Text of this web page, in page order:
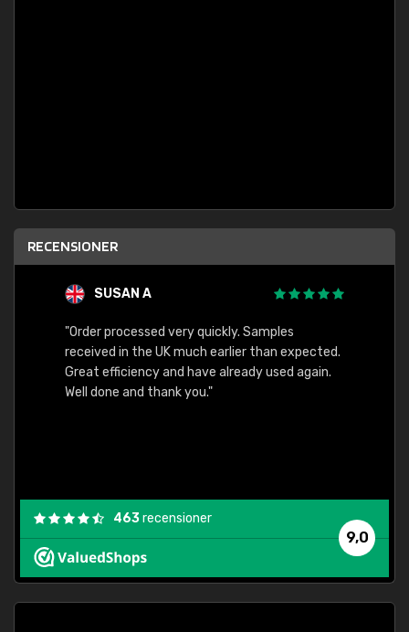
RECENSIONER
SUSAN A
"Order processed very quickly. Samples
received in the UK much earlier than expected.
Great efficiency and have already used again.
Well done and thank you."
9,0
463recensioner